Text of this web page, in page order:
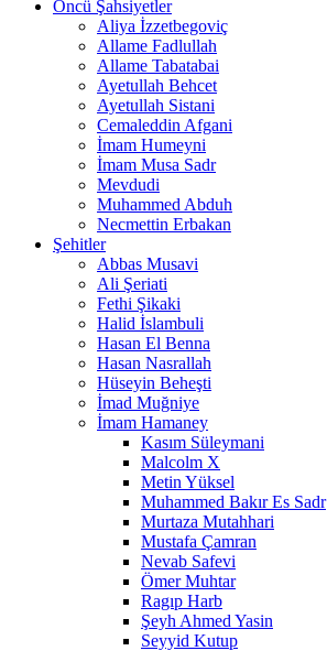
Öncü Şahsiyetler
Aliya İzzetbegoviç
Allame Fadlullah
Allame Tabatabai
Ayetullah Behcet
Ayetullah Sistani
Cemaleddin Afgani
İmam Humeyni
İmam Musa Sadr
Mevdudi
Muhammed Abduh
Necmettin Erbakan
Şehitler
Abbas Musavi
Ali Şeriati
Fethi Şikaki
Halid İslambuli
Hasan El Benna
Hasan Nasrallah
Hüseyin Beheşti
İmad Muğniye
İmam Hamaney
Kasım Süleymani
Malcolm X
Metin Yüksel
Muhammed Bakır Es Sadr
Murtaza Mutahhari
Mustafa Çamran
Nevab Safevi
Ömer Muhtar
Ragıp Harb
Şeyh Ahmed Yasin
Seyyid Kutup